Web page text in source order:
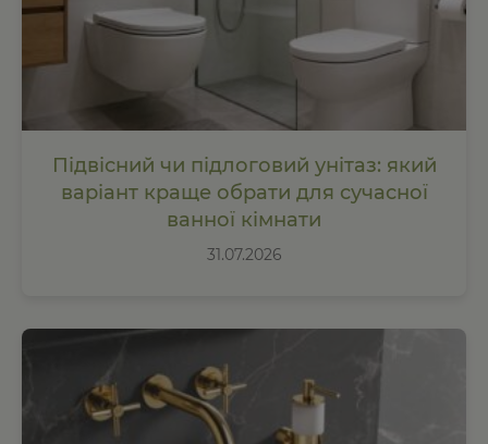
Підвісний чи підлоговий унітаз: який
варіант краще обрати для сучасної
ванної кімнати
31.07.2026